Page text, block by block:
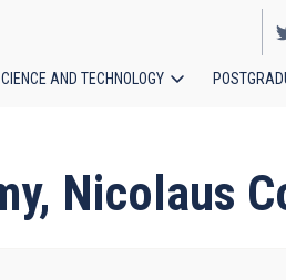
AND TECHNOLOGY
Nicolaus